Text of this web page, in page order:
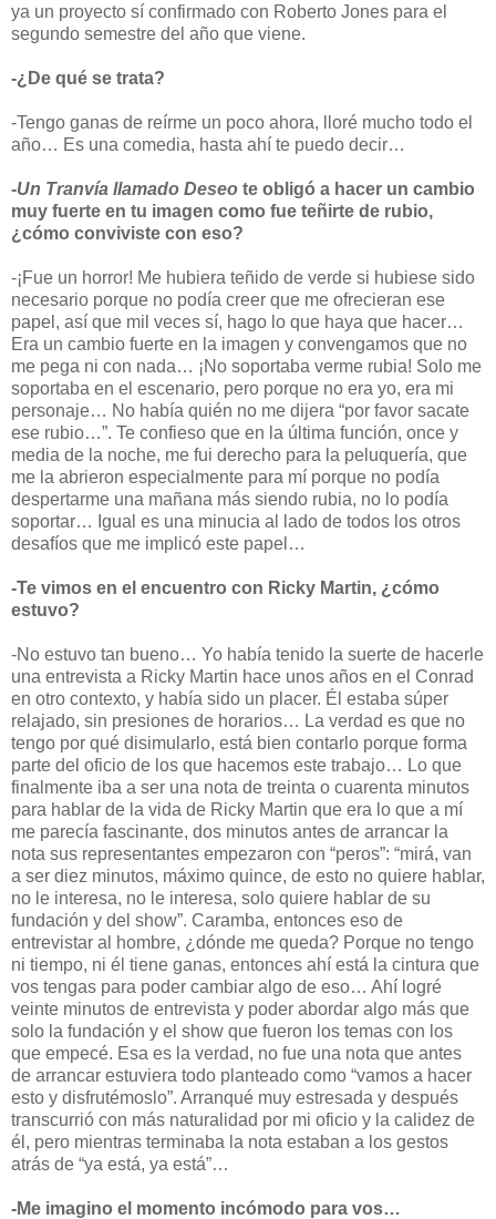
ya un proyecto sí confirmado con Roberto Jones para el
segundo semestre del año que viene.
-¿De qué se trata?
-Tengo ganas de reírme un poco ahora, lloré mucho todo el
año… Es una comedia, hasta ahí te puedo decir…
-Un Tranvía llamado Deseo te obligó a hacer un cambio
muy fuerte en tu imagen como fue teñirte de rubio,
¿cómo conviviste con eso?
-¡Fue un horror! Me hubiera teñido de verde si hubiese sido
necesario porque no podía creer que me ofrecieran ese
papel, así que mil veces sí, hago lo que haya que hacer…
Era un cambio fuerte en la imagen y convengamos que no
me pega ni con nada… ¡No soportaba verme rubia! Solo me
soportaba en el escenario, pero porque no era yo, era mi
personaje… No había quién no me dijera “por favor sacate
ese rubio…”. Te confieso que en la última función, once y
media de la noche, me fui derecho para la peluquería, que
me la abrieron especialmente para mí porque no podía
despertarme una mañana más siendo rubia, no lo podía
soportar… Igual es una minucia al lado de todos los otros
desafíos que me implicó este papel…
-Te vimos en el encuentro con Ricky Martin, ¿cómo
estuvo?
-No estuvo tan bueno… Yo había tenido la suerte de hacerle
una entrevista a Ricky Martin hace unos años en el Conrad
en otro contexto, y había sido un placer. Él estaba súper
relajado, sin presiones de horarios… La verdad es que no
tengo por qué disimularlo, está bien contarlo porque forma
parte del oficio de los que hacemos este trabajo… Lo que
finalmente iba a ser una nota de treinta o cuarenta minutos
para hablar de la vida de Ricky Martin que era lo que a mí
me parecía fascinante, dos minutos antes de arrancar la
nota sus representantes empezaron con “peros”: “mirá, van
a ser diez minutos, máximo quince, de esto no quiere hablar,
no le interesa, no le interesa, solo quiere hablar de su
fundación y del show”. Caramba, entonces eso de
entrevistar al hombre, ¿dónde me queda? Porque no tengo
ni tiempo, ni él tiene ganas, entonces ahí está la cintura que
vos tengas para poder cambiar algo de eso… Ahí logré
veinte minutos de entrevista y poder abordar algo más que
solo la fundación y el show que fueron los temas con los
que empecé. Esa es la verdad, no fue una nota que antes
de arrancar estuviera todo planteado como “vamos a hacer
esto y disfrutémoslo”. Arranqué muy estresada y después
transcurrió con más naturalidad por mi oficio y la calidez de
él, pero mientras terminaba la nota estaban a los gestos
atrás de “ya está, ya está”…
-Me imagino el momento incómodo para vos…